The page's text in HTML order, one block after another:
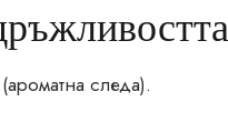
следа).